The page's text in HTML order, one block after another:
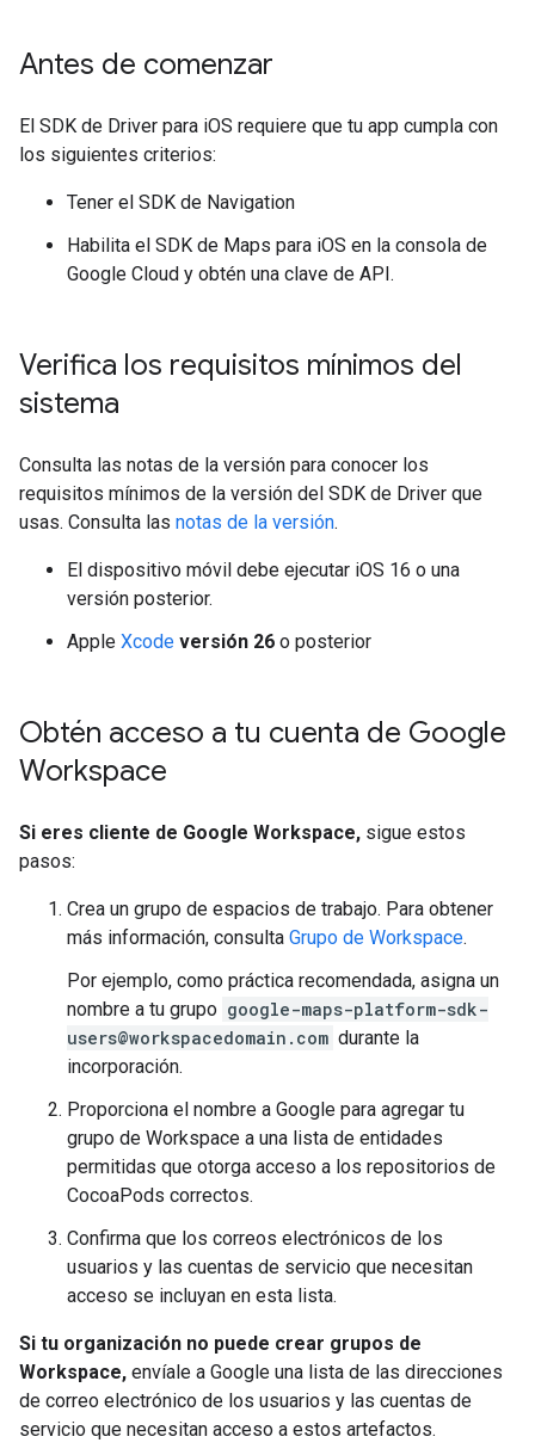
Antes de comenzar
El SDK de Driver para iOS requiere que tu app cumpla con
los siguientes criterios:
Tener el SDK de Navigation
Habilita el SDK de Maps para iOS en la consola de
Google Cloud y obtén una clave de API.
Verifica los requisitos mínimos del
sistema
Consulta las notas de la versión para conocer los
requisitos mínimos de la versión del SDK de Driver que
usas. Consulta las notas de la versión.
El dispositivo móvil debe ejecutar iOS 16 o una
versión posterior.
Apple Xcode versión 26 o posterior
Obtén acceso a tu cuenta de Google
Workspace
Si eres cliente de Google Workspace, sigue estos
pasos:
Crea un grupo de espacios de trabajo. Para obtener
más información, consulta Grupo de Workspace.
Por ejemplo, como práctica recomendada, asigna un
nombre a tu grupo google-maps-platform-sdk-
users@workspacedomain.com durante la
incorporación.
Proporciona el nombre a Google para agregar tu
grupo de Workspace a una lista de entidades
permitidas que otorga acceso a los repositorios de
CocoaPods correctos.
Confirma que los correos electrónicos de los
usuarios y las cuentas de servicio que necesitan
acceso se incluyan en esta lista.
Si tu organización no puede crear grupos de
Workspace, envíale a Google una lista de las direcciones
de correo electrónico de los usuarios y las cuentas de
servicio que necesitan acceso a estos artefactos.